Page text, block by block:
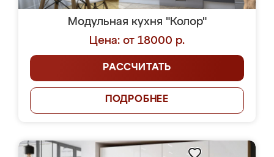
Модульная кухня "Колор"
Цена: от 18000 р.
РАССЧИТАТЬ
ПОДРОБНЕЕ